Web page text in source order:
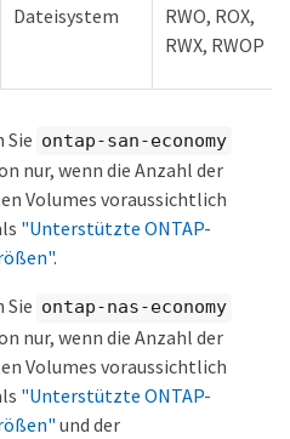
Dateisystem
RWO, ROX,
RWX, RWOP
Sie ontap-san-economy
nur, wenn die Anzahl der
Volumes voraussichtlich
"Unterstützte ONTAP-
.
Sie ontap-nas-economy
nur, wenn die Anzahl der
Volumes voraussichtlich
"Unterstützte ONTAP-
und der